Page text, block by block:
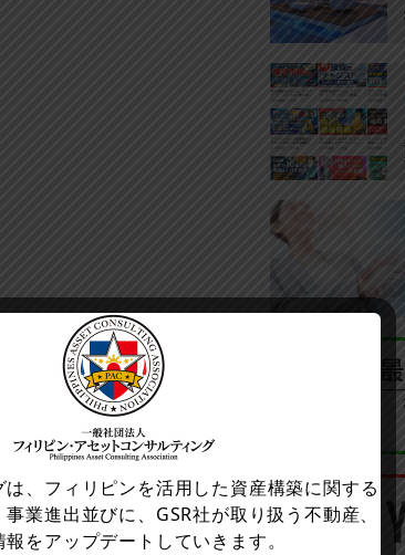
、フィリピンを活用した資産構築に関する
業進出並びに、GSR社が取り扱う不動産、
をアップデートしていきます。